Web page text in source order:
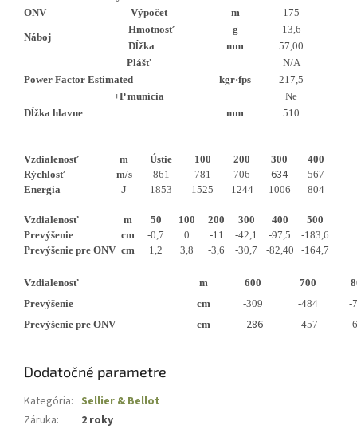
ONV
Výpočet m 175
Náboj
Hmotnosť g 13,6
Dĺžka
mm 57,00
Plášť
N/A
Power Factor Estimated
kgr·fps 217,5
+P munícia
Ne
Dĺžka hlavne
mm 510
Vzdialenosť m Ústie 100 200 300
400
Rýchlosť
m/s 861 781 706 634
567
Energia
J 1853 1525 1244 1006 804
Vzdialenosť m 50 100 200 300 400
500
Prevýšenie
cm -0,7 0 -11 -42,1 -97,5
-183,6
Prevýšenie pre ONV cm 1,2 3,8 -3,6 -30,7 -82,40 -164,7
Vzdialenosť m 600 700
Prevýšenie
cm -309 -484
-
Prevýšenie pre ONV
cm -286 -457 -
Dodatočné parametre
Kategória: Sellier & Bellot
Záruka: 2 roky